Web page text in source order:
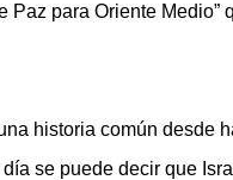
Paz para Oriente
historia común desde
se puede decir que